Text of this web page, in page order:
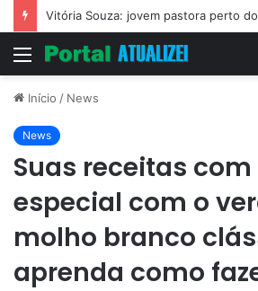
Menu
Início / News
News
Suas receitas
especial com o
molho branco
aprenda como